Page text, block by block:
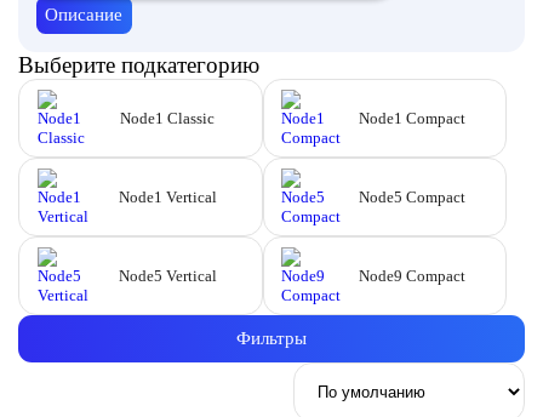
Описание
Выберите подкатегорию
Node1 Classic Node1 Compact
Node1 Vertical Node5 Compact
Node5 Vertical Node9 Compact
Фильтры